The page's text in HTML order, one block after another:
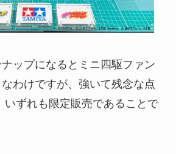
ップになるとミニ四駆ファン
わけですが、強いて残念な点
いずれも限定販売であることで